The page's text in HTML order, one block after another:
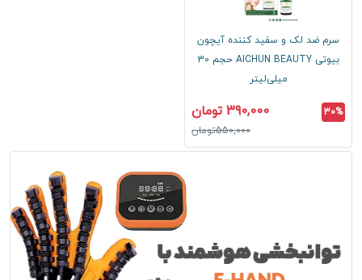
سرم ضد لک و سفید کننده آیچون
بیوتی AICHUN BEAUTY حجم 30
میلی‌لیتر
30% 390,000 تومان
550,000تومان